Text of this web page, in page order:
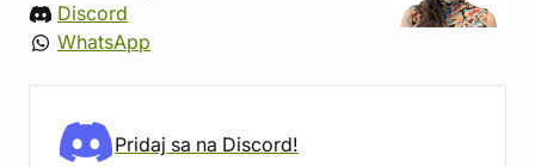
Discord
WhatsApp
Pridaj sa na Discord!